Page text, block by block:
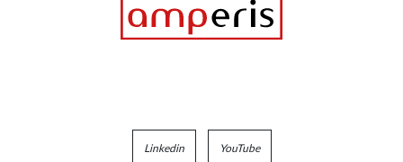
Linkedin YouTube